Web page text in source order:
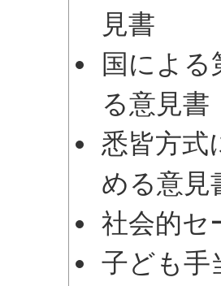
見書
国によ
る意見書
悉皆方式
める意見
社会的セ
子ども手